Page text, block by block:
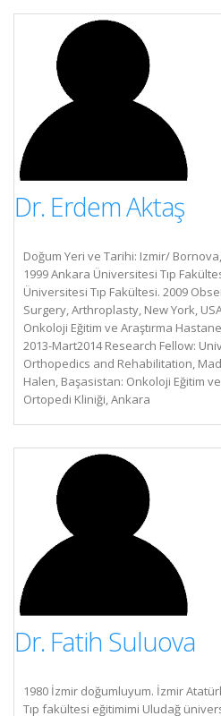
Dr. Erdem Aktaş
Doğum Yeri ve Tarihi: Izmir/
1999 Ankara Üniversitesi Tıp
Üniversitesi Tıp Fakültesi. 2009
Surgery, Arthroplasty, New York,
Onkoloji Eğitim ve Araştırma
2013-Mart2014 Research Fellow:
Orthopedics and Rehabilitation,
Halen, Başasistan: Onkoloji Eğitim
Ortopedi Kliniği, Ankara
Dr. Fatih Suluova
1980 İzmir doğumluyum. İzmir
Tıp fakültesi eğitimimi Uludağ